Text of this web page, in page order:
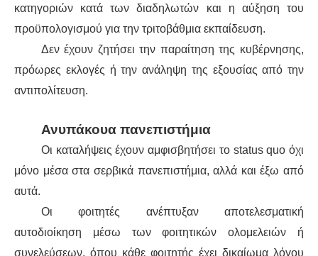
κατηγοριών κατά των διαδηλωτών και η αύξηση του
προϋπολογισμού για την τριτοβάθμια εκπαίδευση.
Δεν έχουν ζητήσει την παραίτηση της κυβέρνησης,
πρόωρες εκλογές ή την ανάληψη της εξουσίας από την
αντιπολίτευση.
Ανυπάκουα πανεπιστήμια
Οι καταλήψεις έχουν αμφισβητήσει το status quo όχι
μόνο μέσα στα σερβικά πανεπιστήμια, αλλά και έξω από
αυτά.
Οι φοιτητές ανέπτυξαν αποτελεσματική
αυτοδιοίκηση μέσω των φοιτητικών ολομελειών ή
συνελεύσεων, όπου κάθε φοιτητής έχει δικαίωμα λόγου